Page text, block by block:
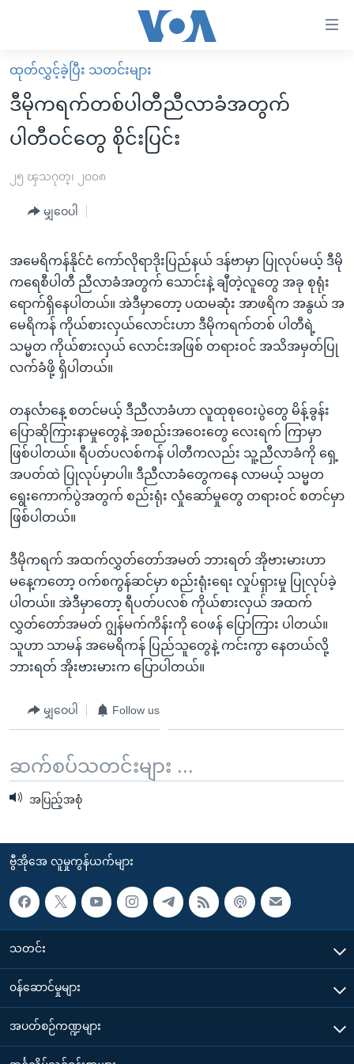
လွယ်ကူ
စေ
သည့်
များ
စာမျက်နှာ
ကျော်
ကြည့်
ရှာဖွေ
ရန်
နေရာ
ကျော်
မူလစာမျက်နှာ
မြန်မာ
ကမ္ဘာ့သတင်းများ
အစ္စရေး-ပါလက်စတိုင်း
ရပ်ဝန်းတခု လမ်းတခု အလွန်
အင်္ဂလိပ်စာလေ့လာမယ်
အမေရိကန်သုံးအီဒီယံ
မကြေးမုံရဲ့ အင်္ဂလိပ်စာ
ရုပ်ရှင်ထဲက အင်္ဂလိပ်စာ
သုတပဒေသာ အင်္ဂလိပ်စာ
အပတ်စဉ်ကဏ္ဍများ
ရေဒီယို
တီဗွီ
ရေဒီယိုနှင့်ရုပ်သံ အချက်အလက်များ
ရေဒီယို/တီဗွီအစီအစဉ်
Learning English
ဗွီအိုအေ လူမှုကွန်ယက်များ
ဘာသာစကားများ
ထုတ်လွှင့်ခဲ့ပြီး သတင်းများ
ဒီမိုကရက်တစ်ပါတီညီလာခံအတွက်
ပါတီဝင်တွေ စိုင်းပြင်း
၂၅ ၾသဂုတ္၊ ၂၀၀၈
မျှဝေပါ
အမေရိကန်နိုင်ငံ ကော်လိုရာဒိုးပြည်နယ် ဒန်ဗာမှာ ပြုလုပ်မယ့် ဒီမို
ကရေစီပါတီ ညီလာခံအတွက် သောင်းနဲ့ ချီတဲ့လူတွေ အခု စုရုံး
ရောက်ရှိနေပါတယ်။ အဲဒီမှာတော့ ပထမဆုံး အာဖရိက အနွယ် အ
မေရိကန် ကိုယ်စားလှယ်လောင်းဟာ ဒီမိုကရက်တစ် ပါတီရဲ့
သမ္မတ ကိုယ်စားလှယ် လောင်းအဖြစ် တရားဝင် အသိအမှတ်ပြု
လက်ခံဖို့ ရှိပါတယ်။
တနင်္လာနေ့ စတင်မယ့် ဒီညီလာခံဟာ လူထုစုဝေးပွဲတွေ မိန့်ခွန်း
ပြောဆိုကြားနာမှုတွေနဲ့ အစည်းအဝေးတွေ လေးရက် ကြာမှာ
ဖြစ်ပါတယ်။ ရီပတ်ပလစ်ကန် ပါတီကလည်း သူ့ညီလာခံကို ရှေ့
အပတ်ထဲ ပြုလုပ်မှာပါ။ ဒီညီလာခံတွေကနေ လာမယ့် သမ္မတ
ရွေးကောက်ပွဲအတွက် စည်းရုံး လှုံဆော်မှုတွေ တရားဝင် စတင်မှာ
ဖြစ်ပါတယ်။
ဒီမိုကရက် အထက်လွှတ်တော်အမတ် ဘားရတ် အိုဗားမားဟာ
မနေ့ကတော့ ဝက်စကွန်ဆင်မှာ စည်းရုံးရေး လှုပ်ရှားမှု ပြုလုပ်ခဲ့
ပါတယ်။ အဲဒီမှာတော့ ရီပတ်ပလစ် ကိုယ်စားလှယ် အထက်
လွှတ်တော်အမတ် ဂျွန်မက်ကိန်းကို ဝေဖန် ပြောကြား ပါတယ်။
သူဟာ သာမန် အမေရိကန် ပြည်သူတွေနဲ့ ကင်းကွာ နေတယ်လို့
ဘားရတ် အိုးဗားမားက ပြောပါတယ်။
မျှဝေပါ Follow us
ဆက်စပ်သတင်းများ ...
အပြည့်အစုံ
ဗွီအိုအေ လူမှုကွန်ယက်များ
သတင်း
၀န်ဆောင်မှုများ
အပတ်စဉ်ကဏ္ဍများ